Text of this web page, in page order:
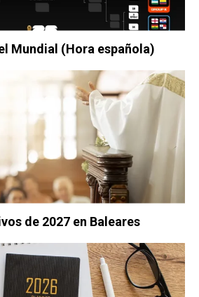
Mundial (Hora española)
de 2027 en Baleares